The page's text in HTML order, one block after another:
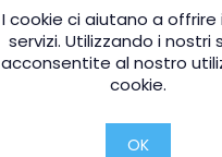
I cookie ci aiutano a offrire
servizi. Utilizzando i nostri
acconsentite al nostro
cookie.
OK